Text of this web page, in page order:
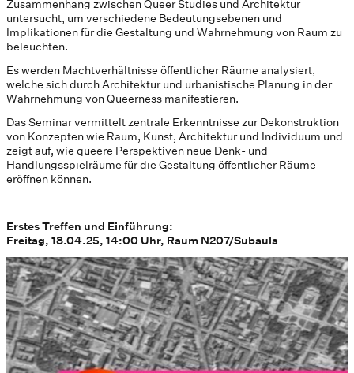
Zusammenhang zwischen Queer Studies und Architektur
untersucht, um verschiedene Bedeutungsebenen und
Implikationen für die Gestaltung und Wahrnehmung von Raum zu
beleuchten.
Es werden Machtverhältnisse öffentlicher Räume analysiert,
welche sich durch Architektur und urbanistische Planung in der
Wahrnehmung von Queerness manifestieren.
Das Seminar vermittelt zentrale Erkenntnisse zur Dekonstruktion
von Konzepten wie Raum, Kunst, Architektur und Individuum und
zeigt auf, wie queere Perspektiven neue Denk- und
Handlungsspielräume für die Gestaltung öffentlicher Räume
eröffnen können.
Erstes Treffen und Einführung:
Freitag, 18.04.25, 14:00 Uhr, Raum N207/Subaula